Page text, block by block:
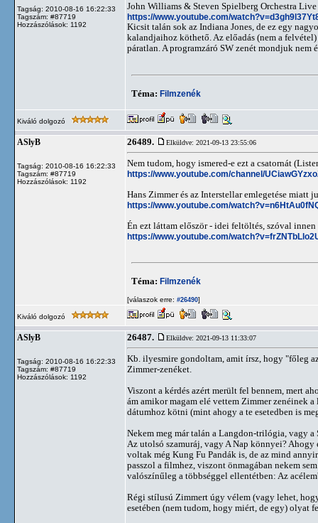
Tagság: 2010-08-16 16:22:33
Tagszám: #87719
Hozzászólások: 1192
John Williams & Steven Spielberg Orchestra Live
https://www.youtube.com/
Kicsit talán sok az Indiana Jones, de ez egy
kalandjaihoz köthető. Az előadás (nem a
páratlan. A programzáró SW zenét mondjuk nem
Téma: Filmzenék
Kiváló dolgozó
ASlyB
Tagság: 2010-08-16 16:22:33
Tagszám: #87719
Hozzászólások: 1192
26489. Elküldve: 2021-09-13 23:55:06
Nem tudom, hogy ismered-e ezt a csatornát
https://www.youtube.com/channel/
Hans Zimmer és az Interstellar emlegetése miatt
https://www.youtube.com/
Én ezt láttam először - idei feltöltés, szóval
https://www.youtube.com/
Téma: Filmzenék
[válaszok erre: #26490]
Kiváló dolgozó
ASlyB
Tagság: 2010-08-16 16:22:33
Tagszám: #87719
Hozzászólások: 1192
26487. Elküldve: 2021-09-13 11:33:07
Kb. ilyesmire gondoltam, amit írsz, hogy "főleg
Zimmer-zenéket.
Viszont a kérdés azért merült fel bennem, mert
ám amikor magam elé vettem Zimmer zenéinek
dátumhoz kötni (mint ahogy a te esetedben is
Nekem meg már talán a Langdon-trilógia, vagy
Az utolsó szamuráj, vagy A Nap könnyei?
voltak még Kung Fu Pandák is, de az mind
passzol a filmhez, viszont önmagában nekem
valószínűleg a többséggel ellentétben: Az
Régi stílusú Zimmert úgy vélem (vagy lehet,
esetében (nem tudom, hogy miért, de egy) olyat